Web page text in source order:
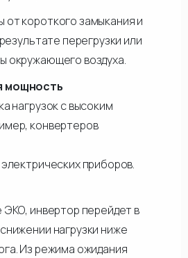
короткого замыкания и
перегрузки или
окружающего воздуха.
мощность
нагрузок с высоким
конвертеров
приборов.
инвертор перейдет в
нагрузки ниже
Из режима ожидания